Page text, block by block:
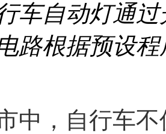
车自动灯通
路根据预设
中，自行车